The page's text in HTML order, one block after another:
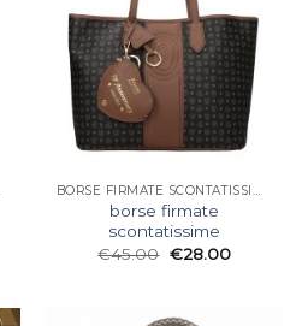
BORSE FIRMATE SCONTATISSIME
borse firmate
scontatissime
€45.00 €28.00